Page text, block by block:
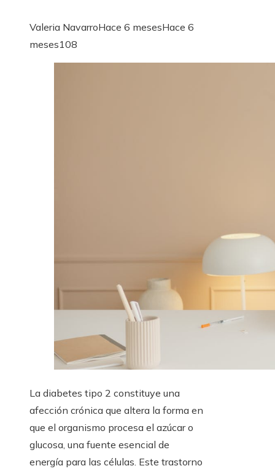
Valeria NavarroHace 6 mesesHace 6
meses108
La diabetes tipo 2 constituye una
afección crónica que altera la forma en
que el organismo procesa el azúcar o
glucosa, una fuente esencial de
energía para las células. Este trastorno